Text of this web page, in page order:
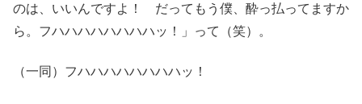
のは、いいんですよ！ だってもう僕、酔っ払ってますか
ら。フハハハハハハハハッ！」って（笑）。
（一同）フハハハハハハハハッ！